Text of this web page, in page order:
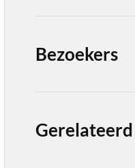
Bezoekers
Gerelateerd